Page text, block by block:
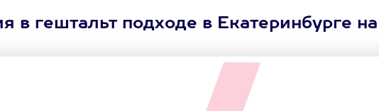
в гештальт подходе в Екатеринбурге